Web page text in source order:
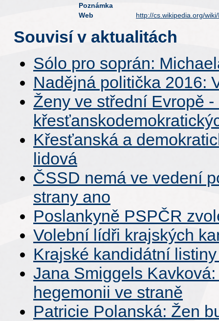
Poznámka
Web
http://cs.wikipedia.org/
Souvisí v aktualitách
Sólo pro soprán:
Nadějná politička 2016:
Ženy ve střední Evropě
Křesťanská a
lidová
ČSSD nemá ve vedení
strany ano
Poslankyně PSPČR
Volební lídři krajských
Krajské kandidátní
Jana Smiggels
hegemonii ve straně
Patricie Polanská: Žen